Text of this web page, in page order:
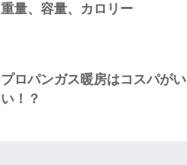
重量、容量、カロリー
プロパンガス暖房はコスパがい
い！？